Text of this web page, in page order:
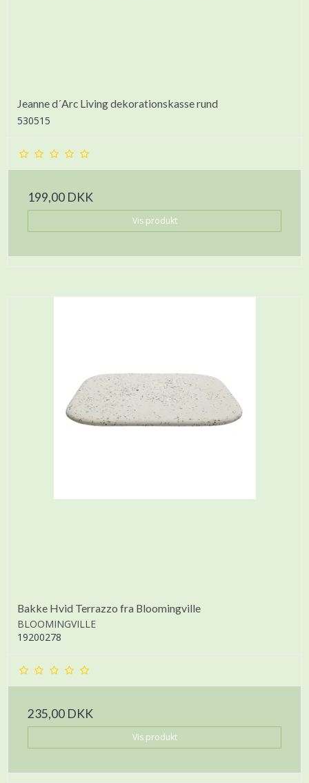
Jeanne d´Arc Living dekorationskasse rund
530515
199,00 DKK
Vis produkt
Bakke Hvid Terrazzo fra Bloomingville
BLOOMINGVILLE
19200278
235,00 DKK
Vis produkt